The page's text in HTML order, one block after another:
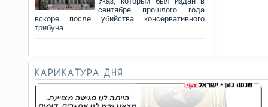
сентябре прошлого года
вскоре после убийства консервативного
трибуна…
правду от лжи?
В начале 2000-х Сэнгер был
одним из создателей
культуры открытого
редактирования. Сегодня он стал…
КАРИКАТУРА ДНЯ